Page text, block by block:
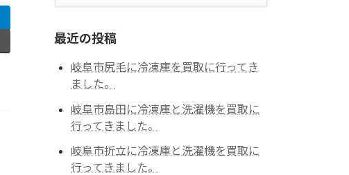
最近の投稿
岐阜市尻毛に冷凍庫を買取に行ってき
ました。
岐阜市島田に冷凍庫と洗濯機を買取に
行ってきました。
岐阜市折立に冷凍庫と洗濯機を買取に
行ってきました。